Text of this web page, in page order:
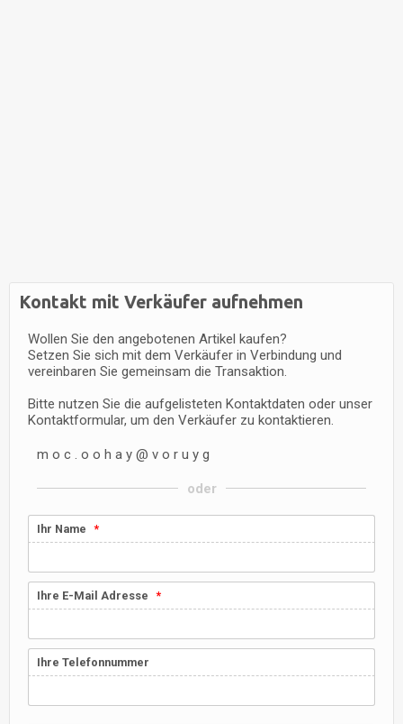
Kontakt mit Verkäufer aufnehmen
Wollen Sie den angebotenen Artikel kaufen?
Setzen Sie sich mit dem Verkäufer in Verbindung und
vereinbaren Sie gemeinsam die Transaktion.
Bitte nutzen Sie die aufgelisteten Kontaktdaten oder unser
Kontaktformular, um den Verkäufer zu kontaktieren.
m o c . o o h a y @ v o r u y g
oder
Ihr Name
Ihre E-Mail Adresse
Ihre Telefonnummer